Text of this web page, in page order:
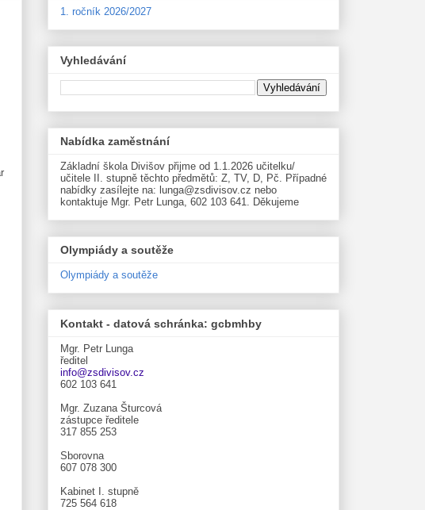
1. ročník 2026/2027
Vyhledávání
Nabídka zaměstnání
Základní škola Divišov přijme od 1.1.2026 učitelku/
učitele II. stupně těchto předmětů: Z, TV, D, Pč. Případné
nabídky zasílejte na: lunga@zsdivisov.cz nebo
kontaktuje Mgr. Petr Lunga, 602 103 641. Děkujeme
Olympiády a soutěže
Olympiády a soutěže
Kontakt - datová schránka: gcbmhby
Mgr. Petr Lunga
ředitel
info@zsdivisov.cz
602 103 641
Mgr. Zuzana Šturcová
zástupce ředitele
317 855 253
Sborovna
607 078 300
Kabinet I. stupně
725 564 618